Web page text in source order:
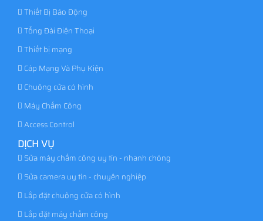
Thiết Bị Báo Động
Tổng Đài Điện Thoại
Thiết bị mạng
Cáp Mạng Và Phụ Kiện
Chuông cửa có hình
Máy Chấm Công
Access Control
DỊCH VỤ
Sửa máy chấm công uy tín - nhanh chóng
Sửa camera uy tín - chuyên nghiệp
Lắp đặt chuông cửa có hình
Lắp đặt máy chấm công